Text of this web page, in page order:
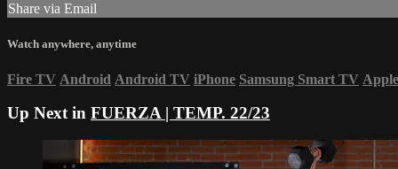
Share via Email
Watch anywhere, anytime
Fire TV Android Android TV iPhone Samsung Smart TV
Up Next in FUERZA | TEMP. 22/23